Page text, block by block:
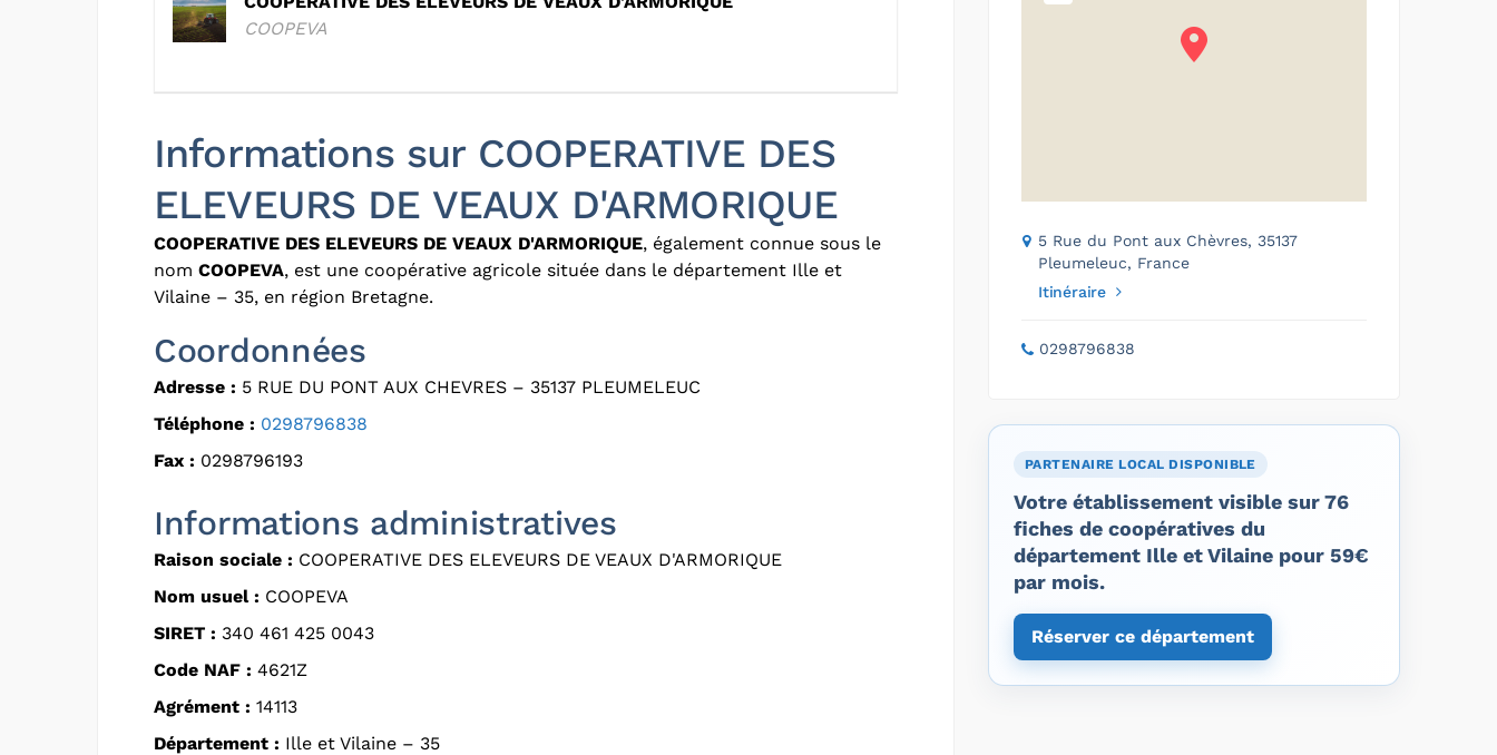
COOPEVA
Informations sur COOPERATIVE DES
ELEVEURS DE VEAUX D'ARMORIQUE
COOPERATIVE DES ELEVEURS DE VEAUX D'ARMORIQUE, également connue sous le
nom COOPEVA, est une coopérative agricole située dans le département Ille et
Vilaine – 35, en région Bretagne.
Coordonnées
Adresse : 5 RUE DU PONT AUX CHEVRES – 35137 PLEUMELEUC
Téléphone : 0298796838
Fax : 0298796193
Informations administratives
Raison sociale : COOPERATIVE DES ELEVEURS DE VEAUX D'ARMORIQUE
Nom usuel : COOPEVA
SIRET : 340 461 425 0043
Code NAF : 4621Z
Agrément : 14113
Département : Ille et Vilaine – 35
5 Rue du Pont aux Chèvres, 35137
Pleumeleuc, France
Itinéraire
0298796838
PARTENAIRE LOCAL DISPONIBLE
Votre établissement visible sur 76
fiches de coopératives du
département Ille et Vilaine pour 59€
par mois.
Réserver ce département